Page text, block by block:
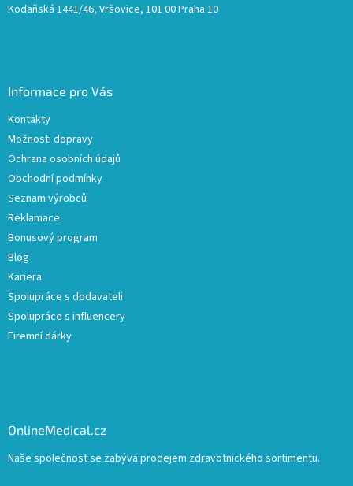
Kodaňská 1441/46, Vršovice, 101 00 Praha 10
Informace pro Vás
Kontakty
Možnosti dopravy
Ochrana osobních údajů
Obchodní podmínky
Seznam výrobců
Reklamace
Bonusový program
Blog
Kariera
Spolupráce s dodavateli
Spolupráce s influencery
Firemní dárky
OnlineMedical.cz
Naše společnost se zabývá prodejem zdravotnického sortimentu.